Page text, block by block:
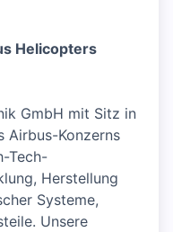
Helicopters
GmbH mit Sitz in
Airbus-Konzerns
Tech-
Herstellung
Systeme,
Unsere